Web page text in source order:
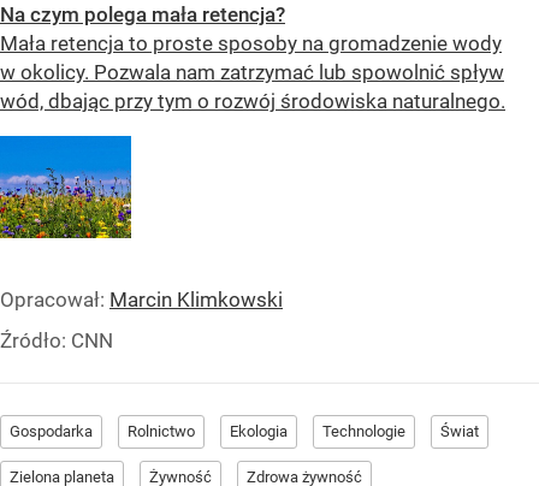
Na czym polega mała retencja?
Mała retencja to proste sposoby na gromadzenie wody
w okolicy. Pozwala nam zatrzymać lub spowolnić spływ
wód, dbając przy tym o rozwój środowiska naturalnego.
Opracował: Marcin Klimkowski
Źródło: CNN
Gospodarka Rolnictwo Ekologia Technologie Świat
Zielona planeta Żywność Zdrowa żywność